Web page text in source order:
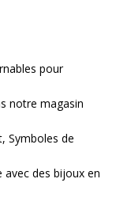
pour
notre magasin
Symboles de
avec des bijoux en